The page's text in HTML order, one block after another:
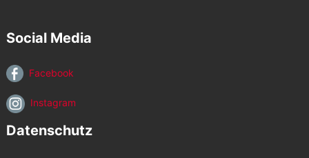
Social Media
Facebook
Instagram
Datenschutz